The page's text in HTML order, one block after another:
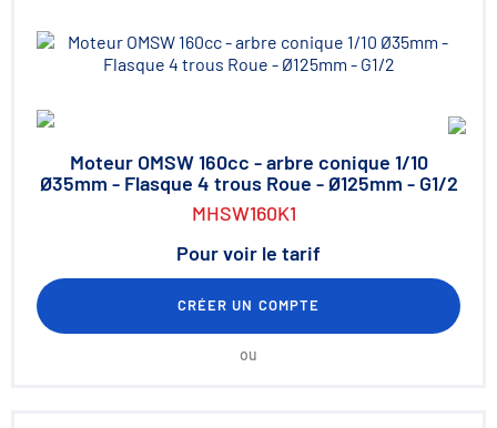
Moteur OMSW 160cc - arbre conique 1/10
Ø35mm - Flasque 4 trous Roue - Ø125mm - G1/2
MHSW160K1
Pour voir le tarif
CRÉER UN COMPTE
ou